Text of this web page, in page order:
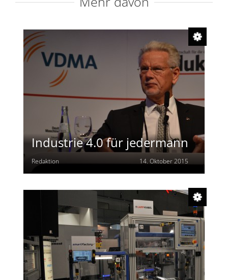
Industrie 4.0 für jedermann
Redaktion 14. Oktober 2015